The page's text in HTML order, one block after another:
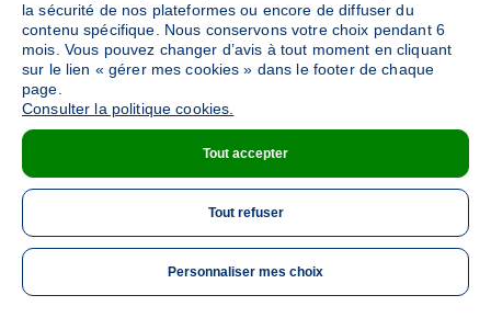
ME
la sécurité de nos plateformes ou encore de diffuser du
contenu spécifique. Nous conservons votre choix pendant 6
mois. Vous pouvez changer d’avis à tout moment en cliquant
sur le lien « gérer mes cookies » dans le footer de chaque
page.
Consulter la politique cookies.
Tout accepter
Tout refuser
Personnaliser mes choix